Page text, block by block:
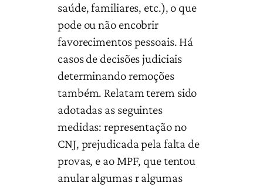
saúde, familiares, etc.), o que
pode ou não encobrir
favorecimentos pessoais. Há
casos de decisões judiciais
determinando remoções
também. Relatam terem sido
adotadas as seguintes
medidas: representação no
CNJ, prejudicada pela falta de
provas, e ao MPF, que tentou
anular algumas r algumas